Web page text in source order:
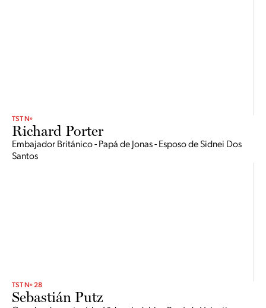
TST Nº
Richard Porter
Embajador Británico - Papá de Jonas - Esposo de Sidnei Dos
Santos
TST Nº 28
Sebastián Putz